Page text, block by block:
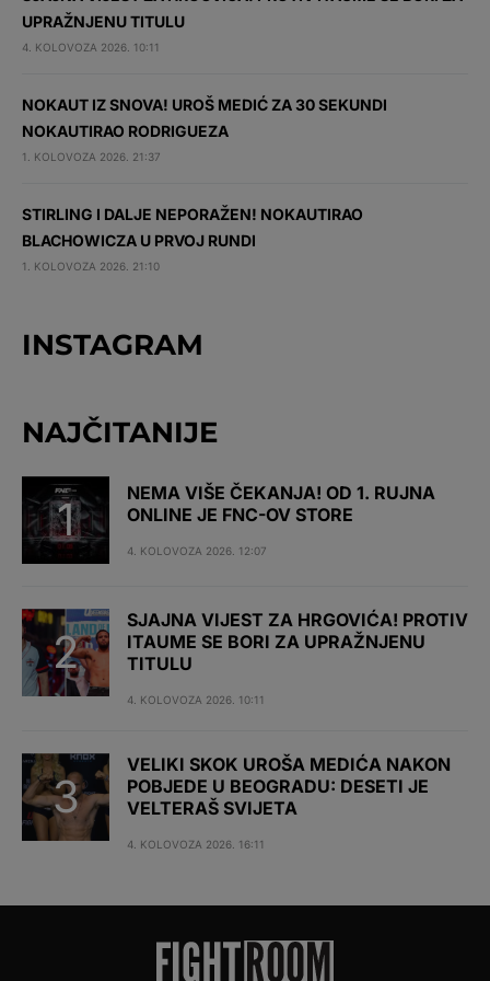
UPRAŽNJENU TITULU
4. KOLOVOZA 2026. 10:11
NOKAUT IZ SNOVA! UROŠ MEDIĆ ZA 30 SEKUNDI
NOKAUTIRAO RODRIGUEZA
1. KOLOVOZA 2026. 21:37
STIRLING I DALJE NEPORAŽEN! NOKAUTIRAO
BLACHOWICZA U PRVOJ RUNDI
1. KOLOVOZA 2026. 21:10
INSTAGRAM
NAJČITANIJE
NEMA VIŠE ČEKANJA! OD 1. RUJNA
ONLINE JE FNC-OV STORE
4. KOLOVOZA 2026. 12:07
SJAJNA VIJEST ZA HRGOVIĆA! PROTIV
ITAUME SE BORI ZA UPRAŽNJENU
TITULU
4. KOLOVOZA 2026. 10:11
VELIKI SKOK UROŠA MEDIĆA NAKON
POBJEDE U BEOGRADU: DESETI JE
VELTERAŠ SVIJETA
4. KOLOVOZA 2026. 16:11